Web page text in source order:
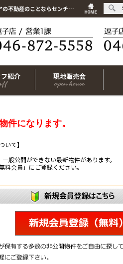
こちらは会員物件です【im-319758｜横浜市港南区日限山4丁目｜中古一戸建て｜4LDK】｜逗子市・葉山町・湘南エリアの不動産のことならセンチュリー21リビングライフにお任せください！
紹介 現地販売会
件になります。
いて】
般公開ができない最新物件があります。
会員」にご登録ください。